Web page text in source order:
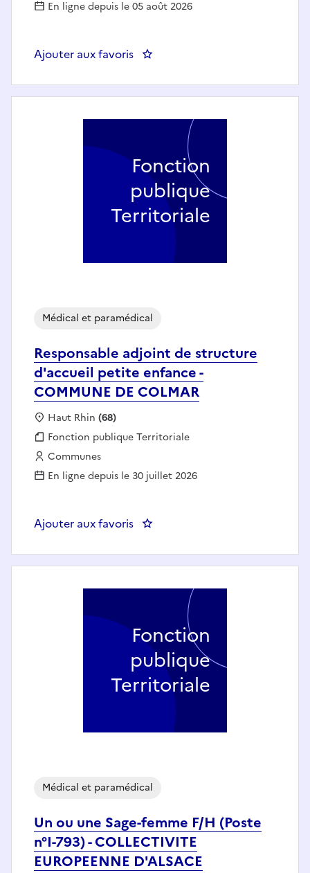
En ligne depuis le 05 août 2026
Ajouter aux favoris : Un ou une Puéricultrice PMI - F/
Responsable adjoint de structure
d'accueil petite enfance -
COMMUNE DE COLMAR
Médical et paramédical
Localisation :
Haut Rhin (68)
Fonction publique :
Fonction publique Territoriale
Employeur :
Communes
En ligne depuis le 30 juillet 2026
Ajouter aux favoris : Responsable adjoint de
Fonction
publique
Territoriale
Un ou une Sage-femme F/H (Poste
n°I-793) - COLLECTIVITE
EUROPEENNE D'ALSACE
Médical et paramédical
Fonction
publique
Territoriale